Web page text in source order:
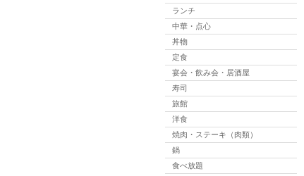
ランチ
中華・点心
丼物
定食
宴会・飲み会・居酒屋
寿司
旅館
洋食
焼肉・ステーキ（肉類）
鍋
食べ放題